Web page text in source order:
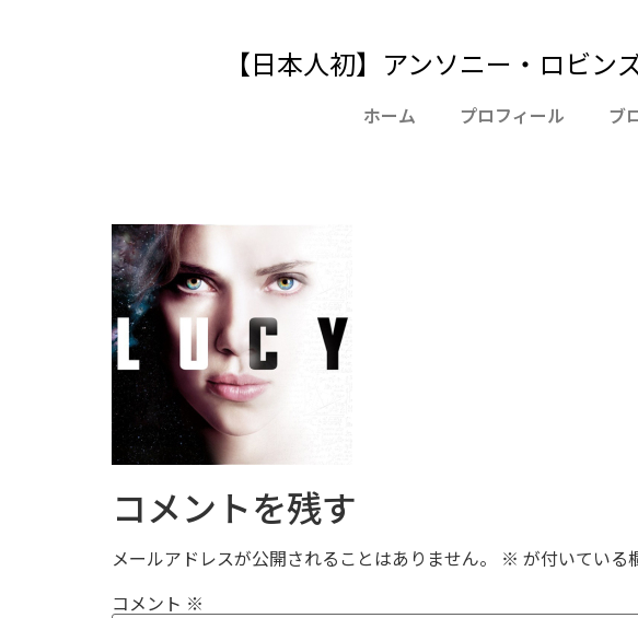
【日本人初】アンソニー・ロビン
ホーム プロフィール ブ
コメントを残す
メールアドレスが公開されることはありません。 ※ が付いている
コメント ※